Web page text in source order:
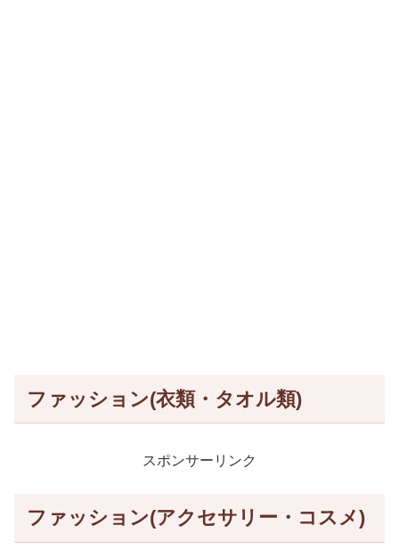
ファッション(衣類・タオル類)
スポンサーリンク
ファッション(アクセサリー・コスメ)